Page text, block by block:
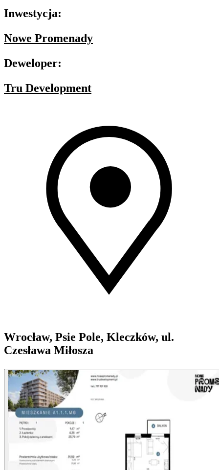
Inwestycja:
Nowe Promenady
Deweloper:
Tru Development
Wrocław, Psie Pole, Kleczków, ul.
Czesława Miłosza